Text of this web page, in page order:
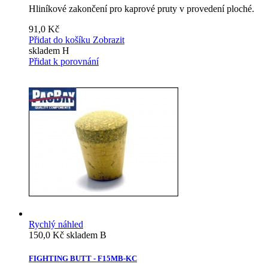
Hliníkové zakončení pro kaprové pruty v provedení ploché.
91,0 Kč
Přidat do košíku Zobrazit
skladem H
Přidat k porovnání
Rychlý náhled
150,0 Kč skladem B
FIGHTING BUTT - F15MB-KC